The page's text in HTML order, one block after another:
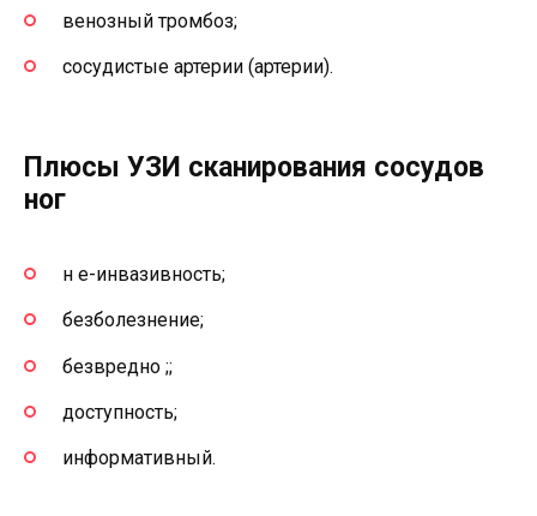
венозный тромбоз;
сосудистые артерии (артерии).
Плюсы УЗИ сканирования сосудов
ног
н е-инвазивность;
безболезнение;
безвредно ;;
доступность;
информативный.